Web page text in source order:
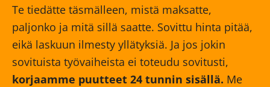
Te tiedätte täsmälleen, mistä maksatte,
paljonko ja mitä sillä saatte. Sovittu hinta pitää,
eikä laskuun ilmesty yllätyksiä. Ja jos jokin
sovituista työvaiheista ei toteudu sovitusti,
korjaamme puutteet 24 tunnin sisällä. Me